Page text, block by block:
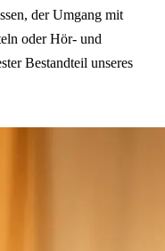
der Umgang mit
oder Hör- und
Bestandteil unseres